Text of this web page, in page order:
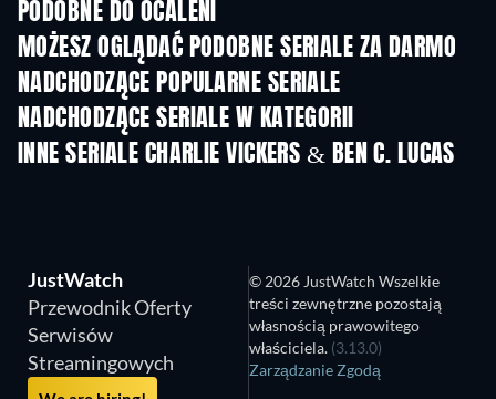
PODOBNE DO OCALENI
TV
MOŻESZ OGLĄDAĆ PODOBNE SERIALE ZA DARMO
TV
NADCHODZĄCE POPULARNE SERIALE
TV TV
NADCHODZĄCE SERIALE W KATEGORII
Sezon 6 Sezon 2
INNE SERIALE CHARLIE VICKERS & BEN C. LUCAS
TV TV
JustWatch
Przewodnik Oferty
Serwisów
Streamingowych
© 2026 JustWatch Wszelkie
treści zewnętrzne pozostają
własnością prawowitego
właściciela. (3.13.0)
Zarządzanie Zgodą